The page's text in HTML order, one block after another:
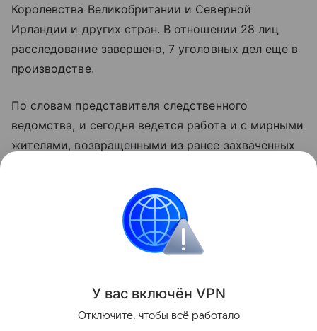
Королевства Великобритании и Северной
Ирландии и других стран. В отношении 28 лиц
расследование завершено, 7 уголовных дел еще в
производстве.
По словам представителя следственного
ведомства, и сегодня ведется работа и с мирными
жителями, возвращенными из ранее захваченных
показания тщательно анализируются с целью
выявления ранее неизвестных фактов о
противоправных действиях украинских
Поделиться
У вас включён VPN
Отключите, чтобы всё работало